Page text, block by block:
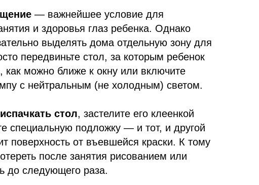
— важнейшее условие для
и здоровья глаз ребенка. Однако
выделять дома отдельную зону для
передвиньте стол, за которым ребенок
как можно ближе к окну или включите
с нейтральным (не холодным) светом.
стол, застелите его клеенкой
специальную подложку — и тот, и другой
поверхность от въевшейся краски. К тому
после занятия рисованием или
до следующего раза.